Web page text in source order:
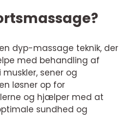
dyp-massage teknik, der
med behandling af
sener og
løsner op for
og hjælper med at
sundhed og